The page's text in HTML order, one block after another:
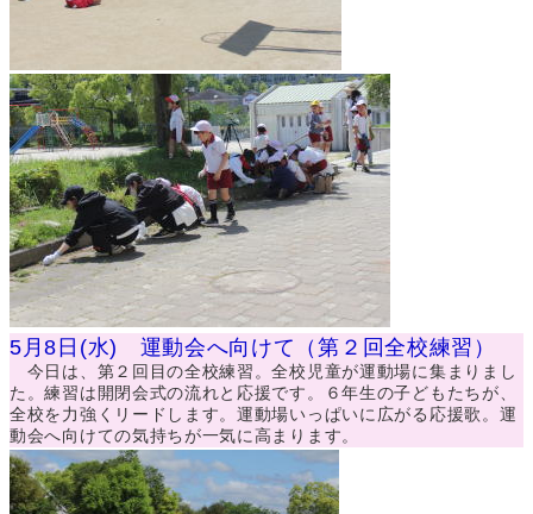
5月8日(水) 運動会へ向けて（第２回全校練習）
今日は、第２回目の全校練習。全校児童が運動場に集まりまし
た。練習は開閉会式の流れと応援です。６年生の子どもたちが、
全校を力強くリードします。運動場いっぱいに広がる応援歌。運
動会へ向けての気持ちが一気に高まります。